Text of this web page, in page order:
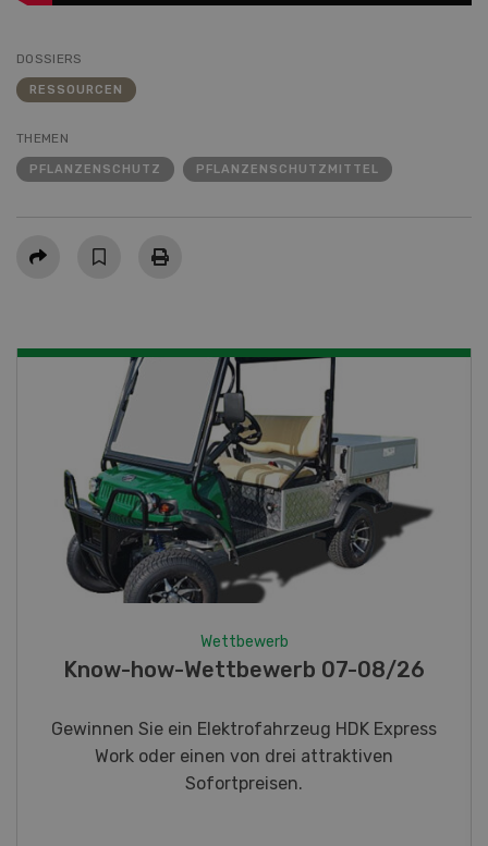
DOSSIERS
RESSOURCEN
THEMEN
PFLANZENSCHUTZ PFLANZENSCHUTZMITTEL
Teilen
Fotorätsel 07-08/26
Gewinnen Sie eines von fünf LANDI
Taschenmessern